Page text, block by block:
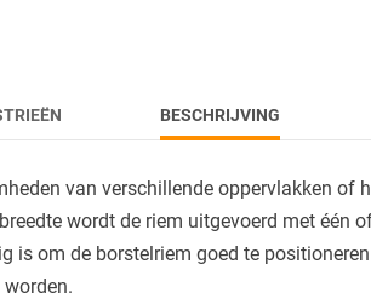
BESCHRIJVING
van verschillende oppervlakken of
wordt de riem uitgevoerd met één
om de borstelriem goed te